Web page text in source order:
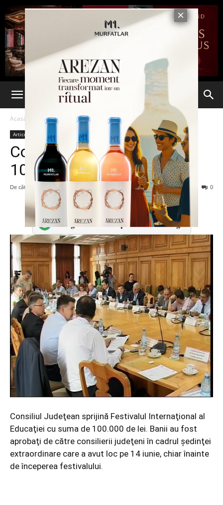
Acasă Articole
Articole
Consiliul Judeţean a alocat
100.000 de lei pentru FIE
De către - 14 iunie 2013 0
Adaugă-ne ca sursă preferată în Google
Consiliul Judeţean sprijină Festivalul Internaţional al
Educaţiei cu suma de 100.000 de lei. Banii au fost
aprobaţi de către consilierii judeţeni în cadrul şedinţei
extraordinare care a avut loc pe 14 iunie, chiar înainte
de începerea festivalului.